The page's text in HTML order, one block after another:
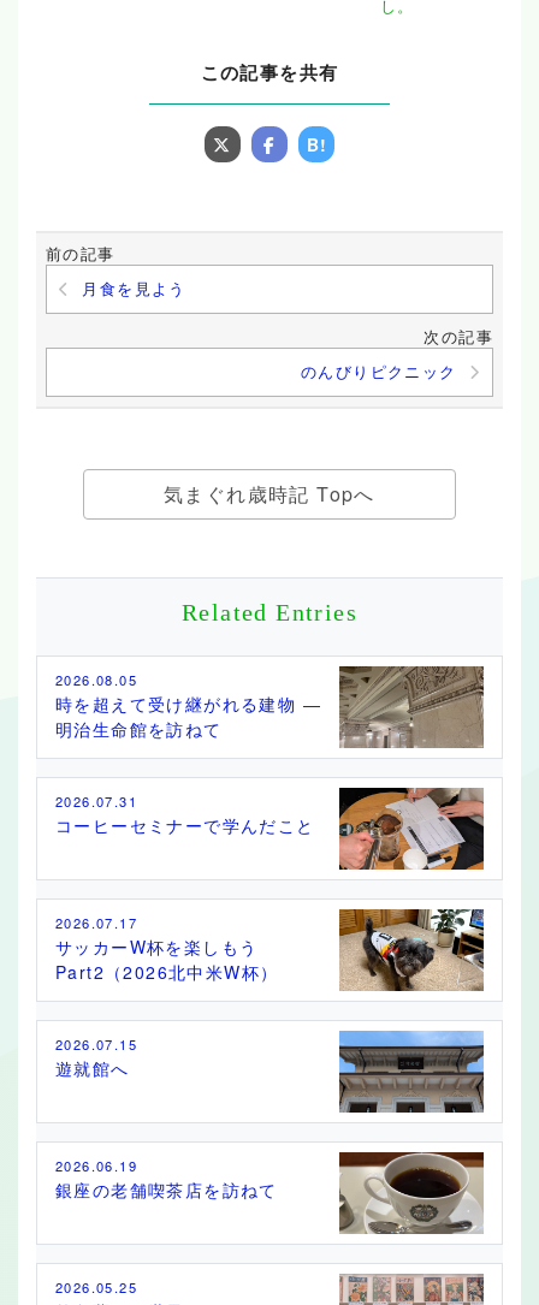
し。
この記事を共有
B!
前の記事
月食を見よう
次の記事
のんびりピクニック
気まぐれ歳時記 Topへ
Related Entries
2026.08.05
時を超えて受け継がれる建物 ―
明治生命館を訪ねて
2026.07.31
コーヒーセミナーで学んだこと
2026.07.17
サッカーW杯を楽しもう
Part2（2026北中米W杯）
2026.07.15
遊就館へ
2026.06.19
銀座の老舗喫茶店を訪ねて
2026.05.25